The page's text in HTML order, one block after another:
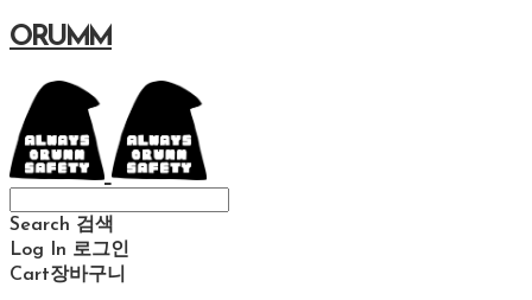
ORUMM
Search 검색
Log In 로그인
Cart장바구니